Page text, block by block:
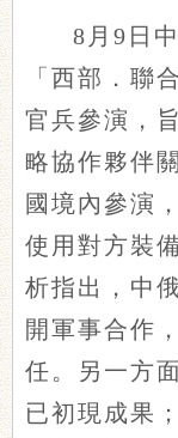
8月9日
「西部．聯
官兵參演，
略協作夥伴
國境內參演
使用對方裝
析指出，中
開軍事合作
任。另一方
已初現成果